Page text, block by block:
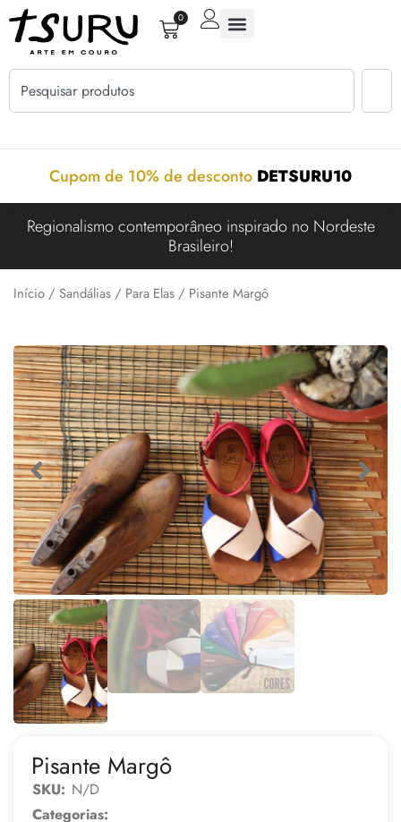
0
Cupom de 10% de desconto DETSURU10
Regionalismo contemporâneo inspirado no Nordeste
Brasileiro!
Início / Sandálias / Para Elas / Pisante Margô
Pisante Margô
SKU: N/D
Categorias: